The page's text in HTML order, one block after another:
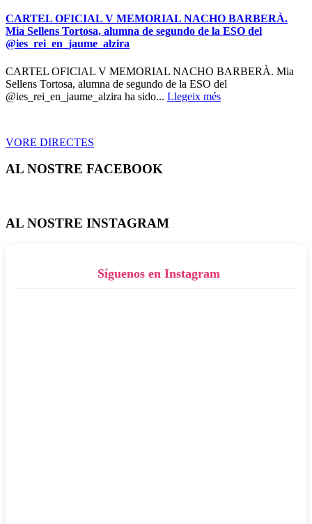
CARTEL OFICIAL V MEMORIAL NACHO BARBERÀ.
Mia Sellens Tortosa, alumna de segundo de la ESO del
@ies_rei_en_jaume_alzira
CARTEL OFICIAL V MEMORIAL NACHO BARBERÀ. Mia
Sellens Tortosa, alumna de segundo de la ESO del
@ies_rei_en_jaume_alzira ha sido... Llegeix més
VORE DIRECTES
AL NOSTRE FACEBOOK
AL NOSTRE INSTAGRAM
Síguenos en Instagram